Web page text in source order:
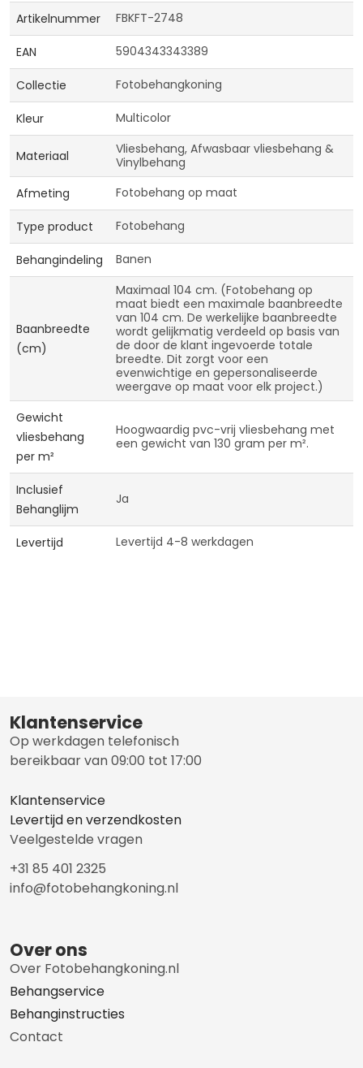
Meer
Artikelnummer FBKFT-2748
EAN 5904343343389
Collectie Fotobehangkoning
Kleur Multicolor
Materiaal
Vliesbehang, Afwasbaar vliesbehang &
Vinylbehang
Afmeting
Fotobehang op maat
Type product Fotobehang
Behangindeling Banen
Baanbreedte
(cm)
Maximaal 104 cm. (Fotobehang op
maat biedt een maximale baanbreedte
van 104 cm. De werkelijke baanbreedte
wordt gelijkmatig verdeeld op basis van
de door de klant ingevoerde totale
breedte. Dit zorgt voor een
evenwichtige en gepersonaliseerde
weergave op maat voor elk project.)
Gewicht
vliesbehang
per m²
Hoogwaardig pvc-vrij vliesbehang met
een gewicht van 130 gram per m².
Inclusief
Behanglijm
Ja
Levertijd Levertijd 4-8 werkdagen
Klantenservice
Op werkdagen telefonisch
bereikbaar van 09:00 tot 17:00
Klantenservice
Levertijd en verzendkosten
Veelgestelde vragen
+31 85 401 2325
info@fotobehangkoning.nl
Over ons
Over Fotobehangkoning.nl
Behangservice
Behanginstructies
Contact